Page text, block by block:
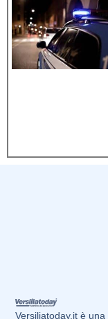
Versiliatoday.it è una